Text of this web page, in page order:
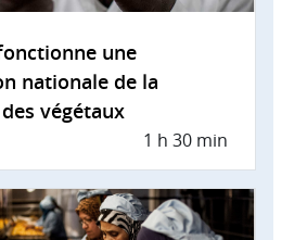
une
nationale de la
végétaux
1 h 30 min